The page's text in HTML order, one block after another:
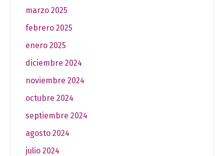
marzo 2025
febrero 2025
enero 2025
diciembre 2024
noviembre 2024
octubre 2024
septiembre 2024
agosto 2024
julio 2024